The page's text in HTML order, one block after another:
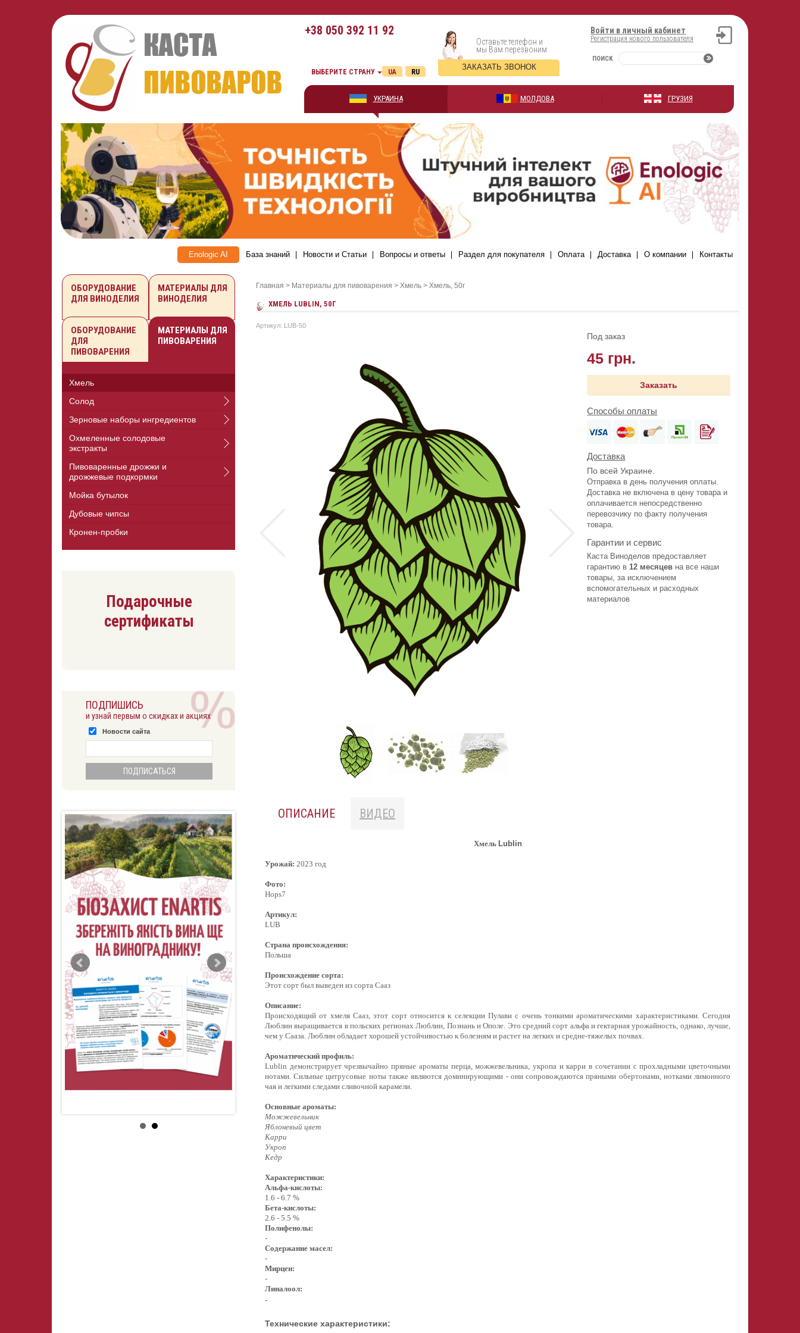
+38 050 392 11 92 Войти в личный кабинет
Регистрация нового пользователя
ПОИСК
Оставьте телефон и
мы Вам перезвоним
ЗАКАЗАТЬ ЗВОНОК
ВЫБЕРИТЕ СТРАНУ RU
UA
УКРАИНА МОЛДОВА ГРУЗИЯ
Enologic AI База знаний Новости и Статьи Вопросы и ответы Раздел для покупателя Оплата Доставка О компании Контакты
Главная > Материалы для пивоварения > Хмель > Хмель, 50г
ХМEЛЬ LUBLIN, 50Г
Артикул: LUB-50
Под заказ
45 грн.
Заказать
Способы оплаты
Доставка
По всей Украине.
Отправка в день получения оплаты.
Доставка не включена в цену товара и
оплачивается непосредственно
перевозчику по факту получения
товара.
Гарантии и сервис
Каста Виноделов предоставляет
гарантию в12 месяцев на все наши
товары, за исключением
вспомогательных и расходных
материалов
ОПИСАНИЕ ВИДЕО
Хмель Lublin
Урожай: 2023 год
Фото:
Hops7
Артикул:
LUB
Страна происхождения:
Польша
Происхождение сорта:
Этот сорт был выведен из сорта Сааз
Описание:
Происходящий от хмеля Сааз, этот сорт относится к селекции Пулави с очень тонкими ароматическими характеристиками. Сегодня
Люблин выращивается в польских регионах Люблин, Познань и Ополе. Это средний сорт альфа и гектарная урожайность, однако, лучше,
чем у Сааза. Люблин обладает хорошей устойчивостью к болезням и растет на легких и средне-тяжелых почвах.
Ароматический профиль:
Lublin демонстрирует чрезвычайно пряные ароматы перца, можжевельника, укропа и карри в сочетании с прохладными цветочными
нотами. Сильные цитрусовые ноты также являются доминирующими - они сопровождаются пряными обертонами, нотками лимонного
чая и легкими следами сливочной карамели.
Основные ароматы:
Можжевельник
Яблоневый цвет
Карри
Укроп
Кедр
Характеристики:
Альфа-кислоты:
1.6 - 6.7 %
Бета-кислоты:
2.6 - 5.5 %
Полифенолы:
-
Содержание масел:
-
Мирцен:
-
Линалоол:
-
Технические характеристики:
ОБОРУДОВАНИЕ
ДЛЯ ВИНОДЕЛИЯ
МАТЕРИАЛЫ ДЛЯ
ВИНОДЕЛИЯ
ОБОРУДОВАНИЕ
ДЛЯ
ПИВОВАРЕНИЯ
МАТЕРИАЛЫ ДЛЯ
ПИВОВАРЕНИЯ
Хмель
Солод
Зерновые наборы ингредиентов
Охмеленные солодовые
экстракты
Пивоваренные дрожжи и
дрожжевые подкормки
Мойка бутылок
Дубовые чипсы
Кронен-пробки
Подарочные
сертификаты
ПОДПИШИСЬ
и узнай первым о скидках и акциях
Новости сайта